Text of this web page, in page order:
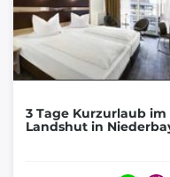
3 Tage Kurzurlaub
Landshut in